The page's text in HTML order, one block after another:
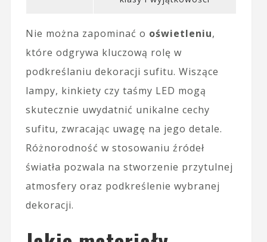
Nie można zapominać o oświetleniu,
które odgrywa kluczową rolę w
podkreślaniu dekoracji sufitu. Wiszące
lampy, kinkiety czy taśmy LED mogą
skutecznie uwydatnić unikalne cechy
sufitu, zwracając uwagę na jego detale.
Różnorodność w stosowaniu źródeł
światła pozwala na stworzenie przytulnej
atmosfery oraz podkreślenie wybranej
dekoracji.